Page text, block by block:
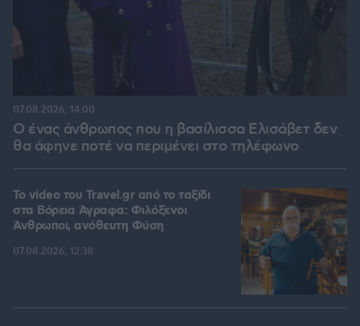
Ο ένας άνθρωπος που η βασίλισσα Ελισάβετ δεν
θα άφηνε ποτέ να περιμένει στο τηλέφωνο
07.08.2026, 14:00
To video του Travel.gr από το ταξίδι
στα Βόρεια Άγραφα: Φιλόξενοι
Άνθρωποι, ανόθευτη Φύση
07.08.2026, 12:38